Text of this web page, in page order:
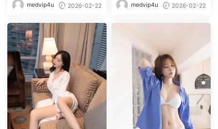
medvip4u 2026-02-22 medvip4u 2026-02-22